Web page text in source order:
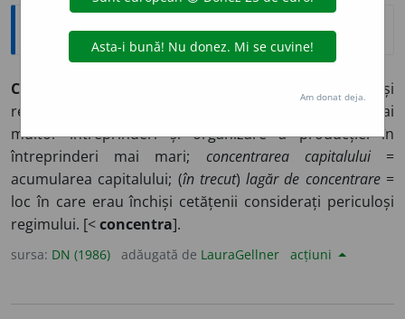
Explicative DEX
CONCENTR
Acțiunea de a (se) concentra și
rezultatul ei. ◊
= reunire a mai
multor întreprinderi și organizare a producției în
întreprinderi mai mari; concentrarea capitalului=
acumularea capitalului; (în trecut)lagăr de concentrare=
loc în care erau închiși cetățenii considerați periculoși
regimului. [<concentra].
sursa: DN (1986) adăugată de LauraGellner acțiuni
Am donat deja.